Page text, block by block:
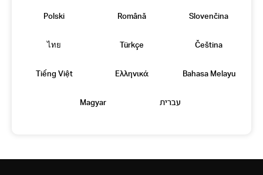
Polski Română Slovenčina
ไทย Türkçe Čeština
Tiếng Việt Eλληνικά Bahasa Melayu
Magyar עברית